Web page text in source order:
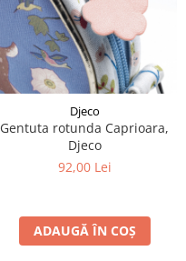
Djeco
Gentuta rotunda Caprioara,
Djeco
92,00 Lei
ADAUGĂ ÎN COȘ